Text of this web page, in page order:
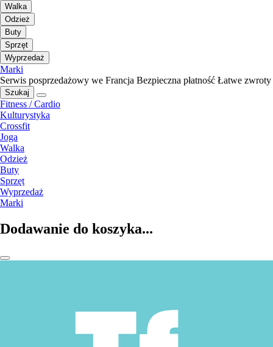
Walka
Odzież
Buty
Sprzęt
Wyprzedaż
Marki
Serwis posprzedażowy we Francja Bezpieczna płatność Łatwe zwroty
Szukaj
Fitness / Cardio
Kulturystyka
Crossfit
Joga
Walka
Odzież
Buty
Sprzęt
Wyprzedaż
Marki
Dodawanie do koszyka...